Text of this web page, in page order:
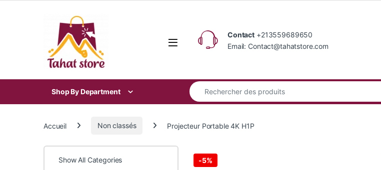
Contact +213559689650
Email: Contact@tahatstore.com
Shop By Department
Search for:
Accueil Non classés Projecteur Portable 4K H1P
-5%
Show All Categories